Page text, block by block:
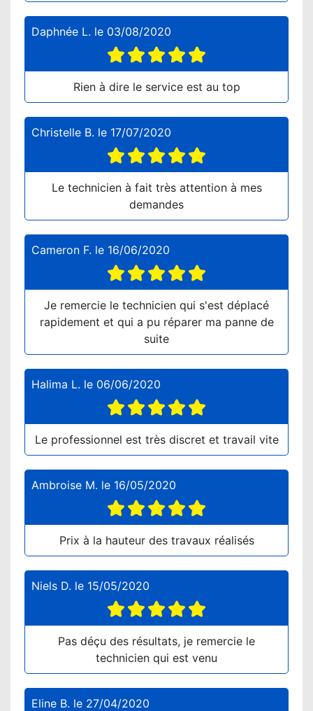
Daphnée L. le 03/08/2020
Rien à dire le service est au top
Christelle B. le 17/07/2020
Le technicien à fait très attention à mes
demandes
Cameron F. le 16/06/2020
Je remercie le technicien qui s'est déplacé
rapidement et qui a pu réparer ma panne de
suite
Halima L. le 06/06/2020
Le professionnel est très discret et travail vite
Ambroise M. le 16/05/2020
Prix à la hauteur des travaux réalisés
Niels D. le 15/05/2020
Pas déçu des résultats, je remercie le
technicien qui est venu
Eline B. le 27/04/2020